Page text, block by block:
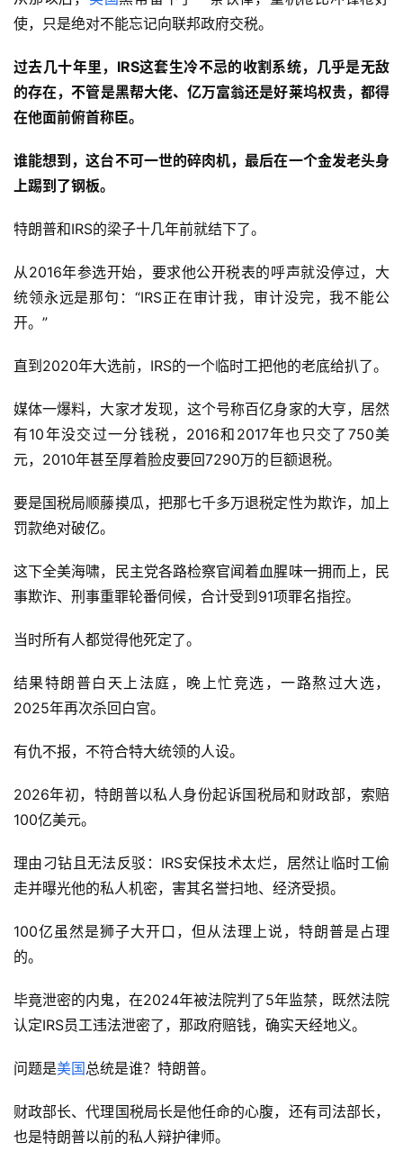
使，只是绝对不能忘记向联邦政府交税。
过去几十年里， IRS这套生冷不忌的收割系统，几乎是无敌
的存在，不管是黑帮大佬、亿万富翁还是好莱坞权贵，都得
在他面前俯首称臣。
谁能想到，这台不可一世的碎肉机，最后在一个金发老头身
上踢到了钢板。
特朗普和IRS的梁子十几年前就结下了。
从2016年参选开始，要求他公开税表的呼声就没停过，大
统领永远是那句：“IRS正在审计我，审计没完，我不能公
开。”
直到2020年大选前，IRS的一个临时工把他的老底给扒了。
媒体一爆料，大家才发现，这个号称百亿身家的大亨，居然
有10年没交过一分钱税，2016和2017年也只交了750美
元，2010年甚至厚着脸皮要回7290万的巨额退税。
要是国税局顺藤摸瓜，把那七千多万退税定性为欺诈，加上
罚款绝对破亿。
这下全美海啸，民主党各路检察官闻着血腥味一拥而上，民
事欺诈、刑事重罪轮番伺候，合计受到91项罪名指控。
当时所有人都觉得他死定了。
结果特朗普白天上法庭，晚上忙竞选，一路熬过大选，
2025年再次杀回白宫。
有仇不报，不符合特大统领的人设。
2026年初，特朗普以私人身份起诉国税局和财政部，索赔
100亿美元。
理由刁钻且无法反驳：IRS安保技术太烂，居然让临时工偷
走并曝光他的私人机密，害其名誉扫地、经济受损。
100亿虽然是狮子大开口，但从法理上说，特朗普是占理
的。
毕竟泄密的内鬼，在2024年被法院判了5年监禁，既然法院
认定IRS员工违法泄密了，那政府赔钱，确实天经地义。
问题是美国总统是谁？特朗普。
财政部长、代理国税局长是他任命的心腹，还有司法部长，
也是特朗普以前的私人辩护律师。